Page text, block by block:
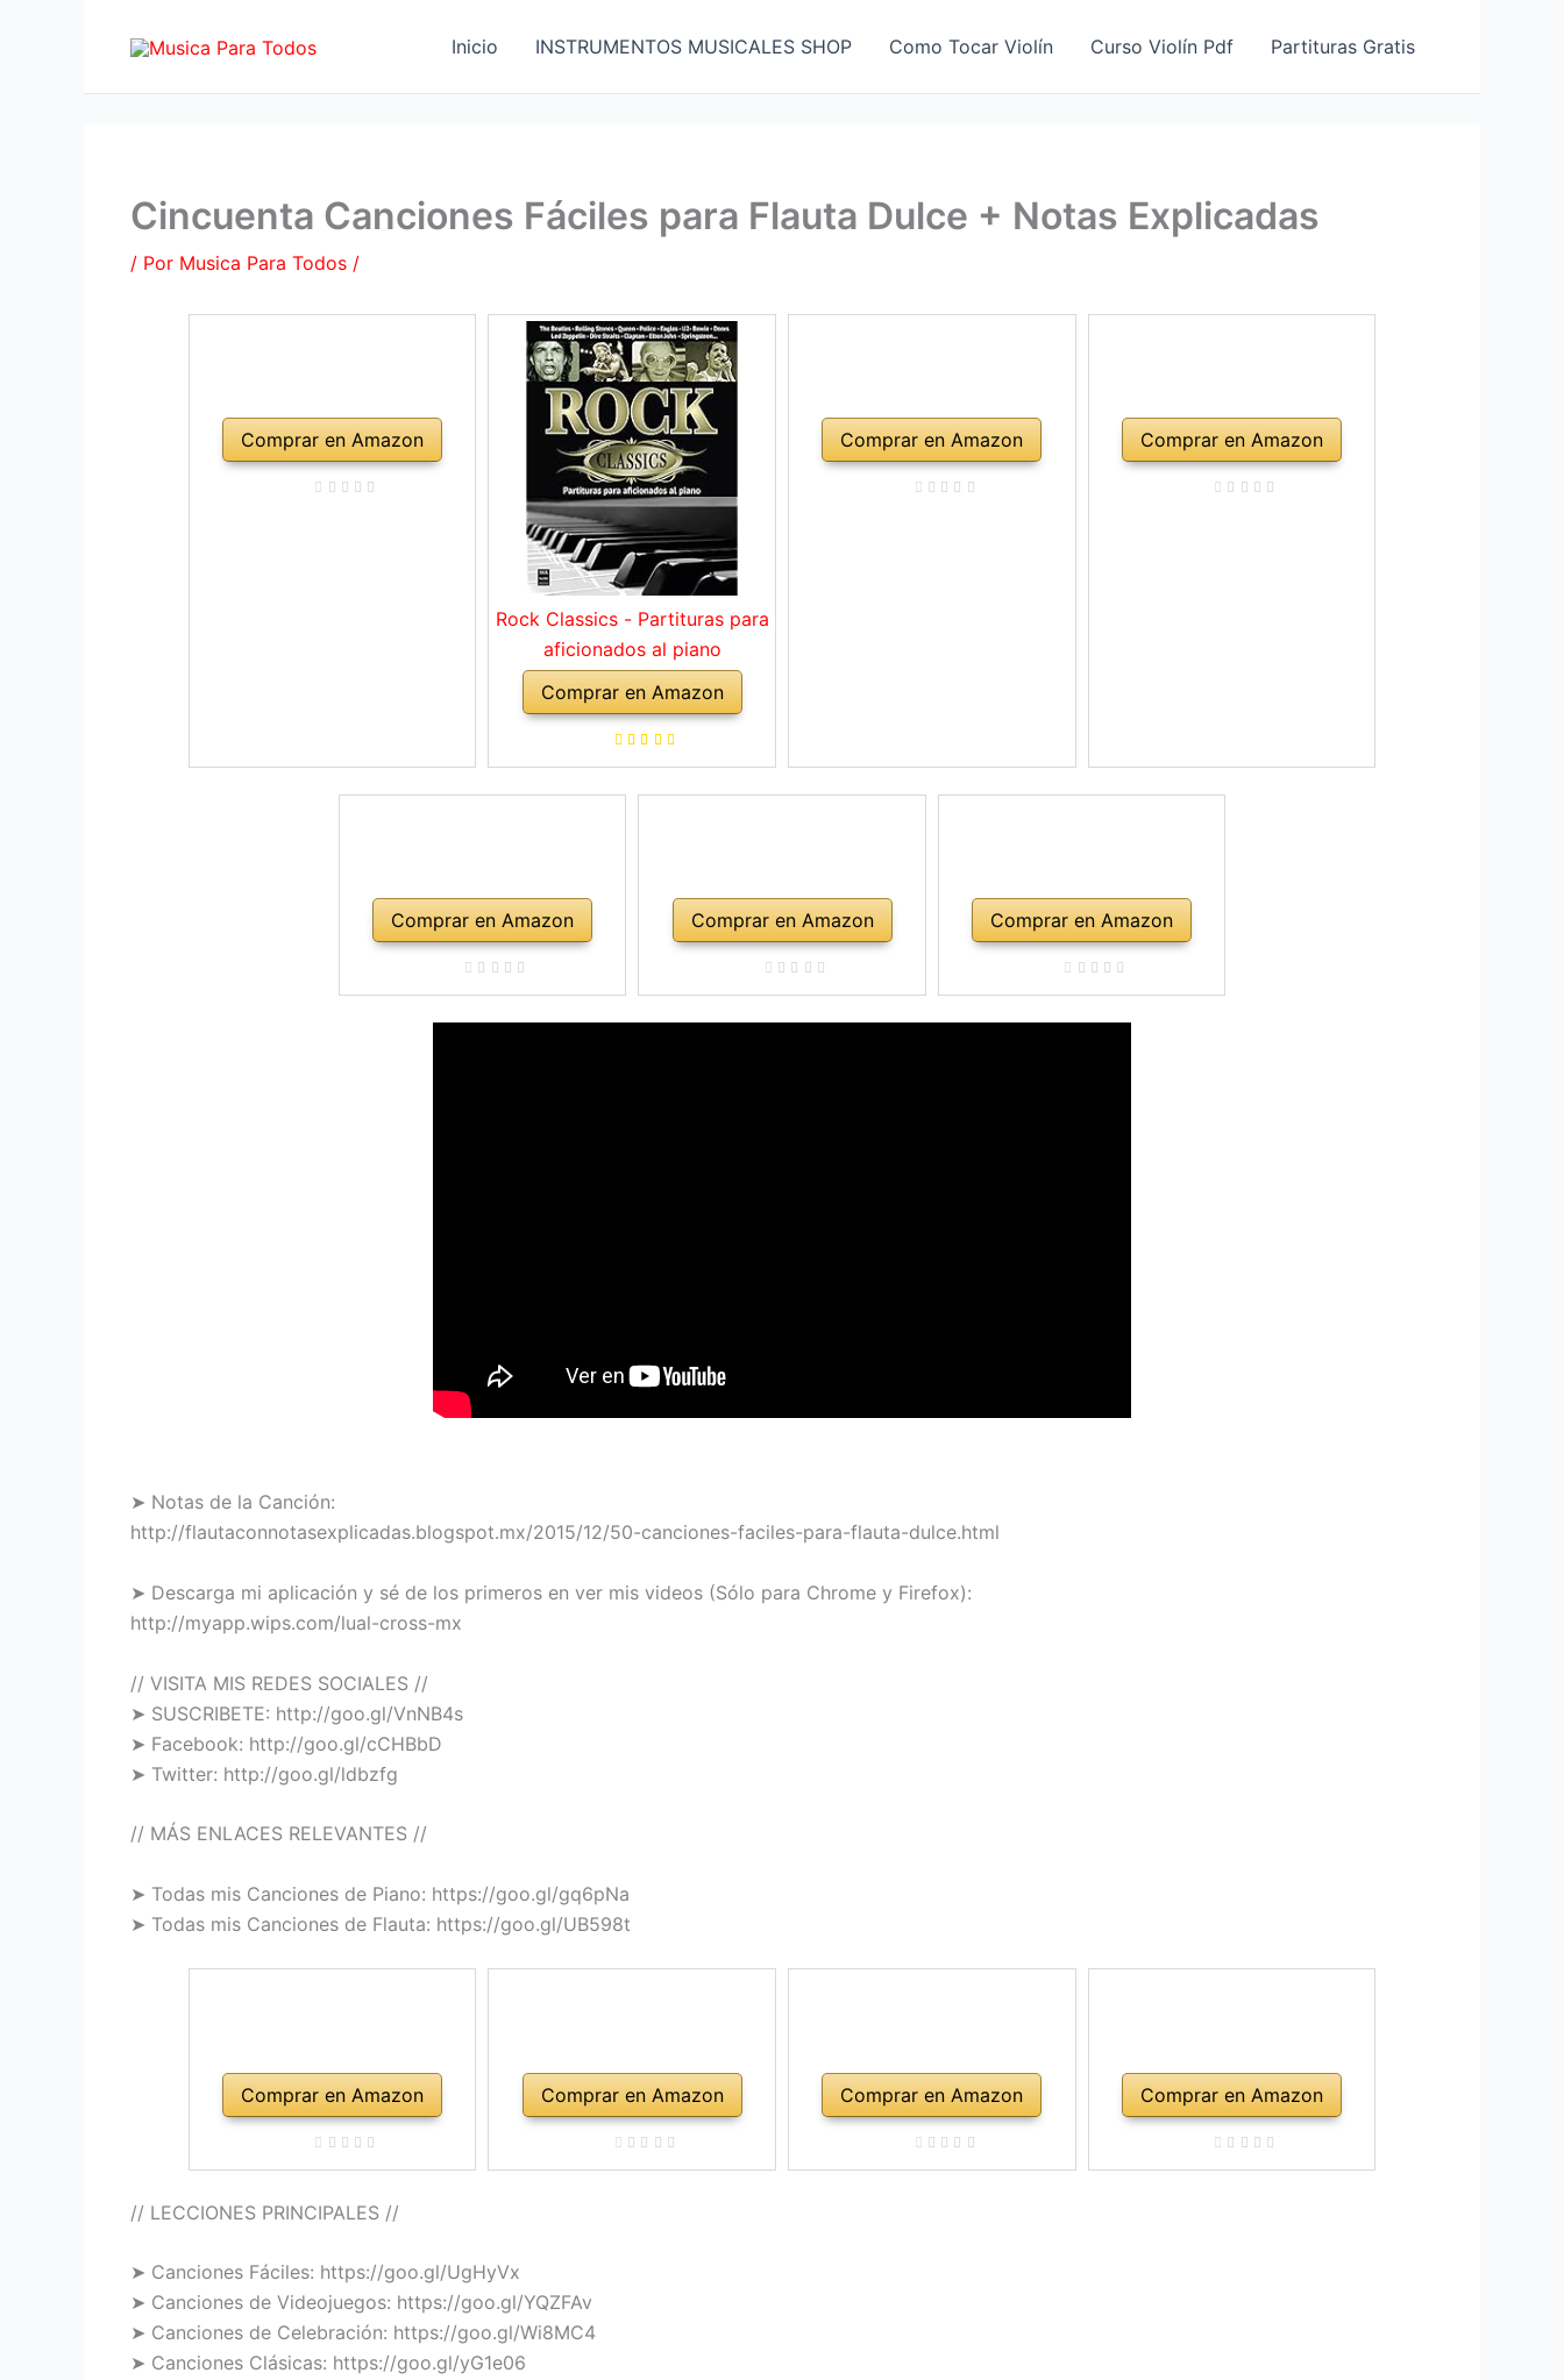
Inicio INSTRUMENTOS MUSICALES SHOP Como Tocar Violín Curso Violín Pdf Partituras Gratis
Cincuenta Canciones Fáciles para Flauta Dulce + Notas Explicadas
/ Por Musica Para Todos /
Comprar en Amazon
Rock Classics - Partituras para
aficionados al piano
Comprar en Amazon
Comprar en Amazon Comprar en Amazon
Comprar en Amazon Comprar en Amazon Comprar en Amazon
➤ Notas de la Canción:
http://flautaconnotasexplicadas.blogspot.mx/2015/12/50-canciones-faciles-para-flauta-dulce.html
➤ Descarga mi aplicación y sé de los primeros en ver mis videos (Sólo para Chrome y Firefox):
http://myapp.wips.com/lual-cross-mx
// VISITA MIS REDES SOCIALES //
➤ SUSCRIBETE: http://goo.gl/VnNB4s
➤ Facebook: http://goo.gl/cCHBbD
➤ Twitter: http://goo.gl/ldbzfg
// MÁS ENLACES RELEVANTES //
➤ Todas mis Canciones de Piano: https://goo.gl/gq6pNa
➤ Todas mis Canciones de Flauta: https://goo.gl/UB598t
Comprar en Amazon Comprar en Amazon Comprar en Amazon Comprar en Amazon
// LECCIONES PRINCIPALES //
➤ Canciones Fáciles: https://goo.gl/UgHyVx
➤ Canciones de Videojuegos: https://goo.gl/YQZFAv
➤ Canciones de Celebración: https://goo.gl/Wi8MC4
➤ Canciones Clásicas: https://goo.gl/yG1e06